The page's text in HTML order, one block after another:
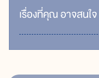
เรื่ิองที่คุณอาจสนใจ